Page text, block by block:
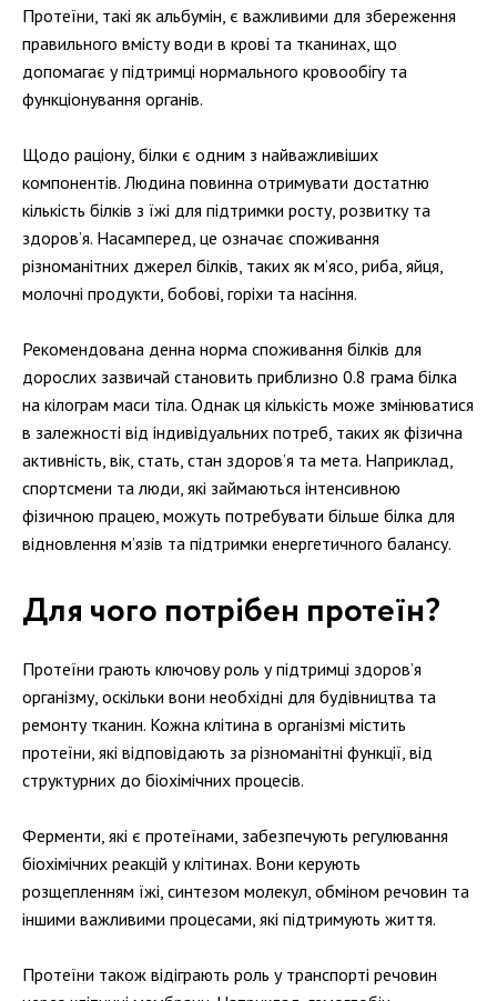
Протеїни, такі як альбумін, є важливими для збереження
правильного вмісту води в крові та тканинах, що
допомагає у підтримці нормального кровообігу та
функціонування органів.
Щодо раціону, білки є одним з найважливіших
компонентів. Людина повинна отримувати достатню
кількість білків з їжі для підтримки росту, розвитку та
здоров’я. Насамперед, це означає споживання
різноманітних джерел білків, таких як м’ясо, риба, яйця,
молочні продукти, бобові, горіхи та насіння.
Рекомендована денна норма споживання білків для
дорослих зазвичай становить приблизно 0.8 грама білка
на кілограм маси тіла. Однак ця кількість може змінюватися
в залежності від індивідуальних потреб, таких як фізична
активність, вік, стать, стан здоров’я та мета. Наприклад,
спортсмени та люди, які займаються інтенсивною
фізичною працею, можуть потребувати більше білка для
відновлення м’язів та підтримки енергетичного балансу.
Для чого потрібен протеїн?
Протеїни грають ключову роль у підтримці здоров’я
організму, оскільки вони необхідні для будівництва та
ремонту тканин. Кожна клітина в організмі містить
протеїни, які відповідають за різноманітні функції, від
структурних до біохімічних процесів.
Ферменти, які є протеїнами, забезпечують регулювання
біохімічних реакцій у клітинах. Вони керують
розщепленням їжі, синтезом молекул, обміном речовин та
іншими важливими процесами, які підтримують життя.
Протеїни також відіграють роль у транспорті речовин